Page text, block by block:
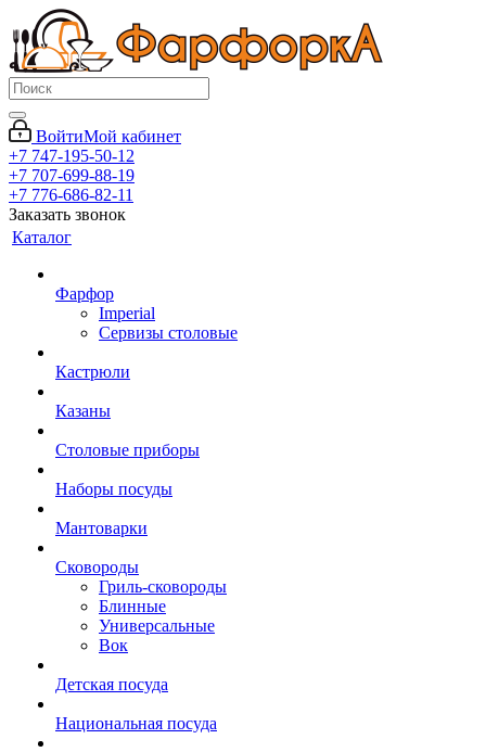
ВойтиМой кабинет
+7 747-195-50-12
+7 707-699-88-19
+7 776-686-82-11
Заказать звонок
Каталог
Фарфор
Imperial
Сервизы столовые
Кастрюли
Казаны
Столовые приборы
Наборы посуды
Мантоварки
Сковороды
Гриль-сковороды
Блинные
Универсальные
Вок
Детская посуда
Национальная посуда